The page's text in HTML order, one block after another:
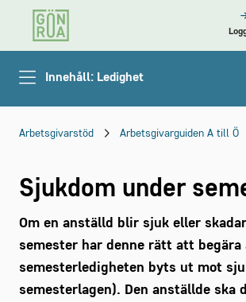
Innehåll: Ledighet
Arbetsgivarstöd Arbetsgivarguiden A till Ö
Sjukdom under
Om en anställd blir sjuk eller
semester har denne rätt att begära
semesterledigheten byts ut mot
semesterlagen). Den anställde ska